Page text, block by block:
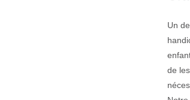
Un
de